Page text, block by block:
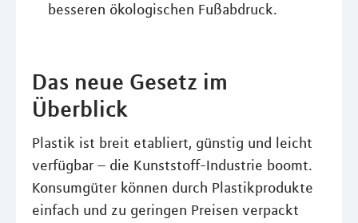
besseren ökologischen Fußabdruck.
Das neue Gesetz im
Überblick
Plastik ist breit etabliert, günstig und leicht
verfügbar – die Kunststoff-Industrie boomt.
Konsumgüter können durch Plastikprodukte
einfach und zu geringen Preisen verpackt